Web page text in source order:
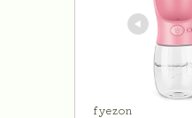
fyezon